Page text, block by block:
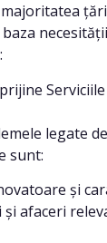
legate
sunt:
și
afaceri